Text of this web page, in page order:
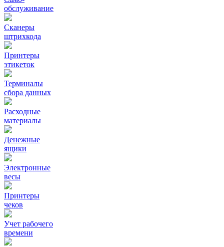
обслуживание
Сканеры
штрихкода
Принтеры
этикеток
Терминалы
сбора данных
Расходные
материалы
Денежные
ящики
Электронные
весы
Принтеры
чеков
Учет рабочего
времени